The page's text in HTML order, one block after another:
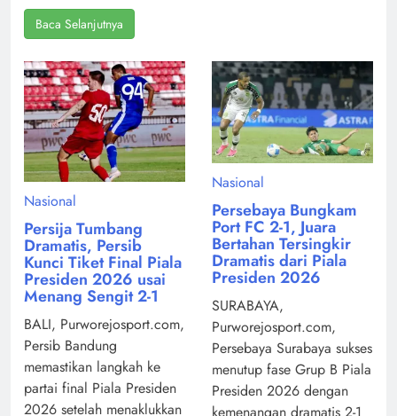
Baca Selanjutnya
Nasional
Persija Tumbang
Dramatis, Persib
Kunci Tiket Final Piala
Presiden 2026 usai
Menang Sengit 2-1
BALI, Purworejosport.com,
Persib Bandung
memastikan langkah ke
partai final Piala Presiden
2026 setelah menaklukkan
Nasional
Persebaya Bungkam
Port FC 2-1, Juara
Bertahan Tersingkir
Dramatis dari Piala
Presiden 2026
SURABAYA,
Purworejosport.com,
Persebaya Surabaya sukses
menutup fase Grup B Piala
Presiden 2026 dengan